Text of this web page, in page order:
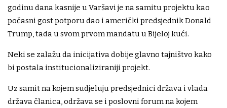
godinu dana kasnije u Varšavi je na samitu projektu kao
počasni gost potporu dao i američki predsjednik Donald
Trump, tada u svom prvom mandatu u Bijeloj kući.
Neki se zalažu da inicijativa dobije glavno tajništvo kako
bi postala institucionaliziraniji projekt.
Uz samit na kojem sudjeluju predsjednici država i vlada
država članica, održava se i poslovni forum na kojem